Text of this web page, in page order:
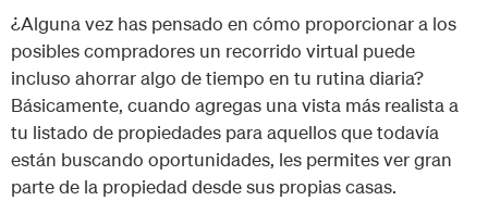
¿Alguna vez has pensado en cómo proporcionar a los
posibles compradores un recorrido virtual puede
incluso ahorrar algo de tiempo en tu rutina diaria?
Básicamente, cuando agregas una vista más realista a
tu listado de propiedades para aquellos que todavía
están buscando oportunidades, les permites ver gran
parte de la propiedad desde sus propias casas.